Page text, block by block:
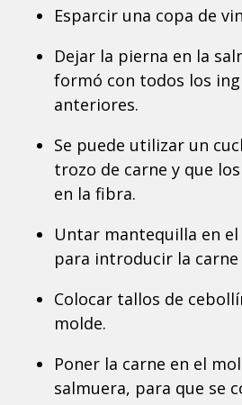
Esparcir una copa de
Dejar la pierna en la
formó con todos los
anteriores.
Se puede utilizar un
trozo de carne y que
en la fibra.
Untar mantequilla en
para introducir la carne
Colocar tallos de
molde.
Poner la carne en el
salmuera, para que se